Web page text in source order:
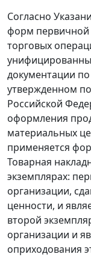
Согласно
форм первичной
торговых
документации
утвержденном
Российской
оформления
материальных
применяется
Товарная
экземплярах:
организации,
ценности, и
второй
организации и
оприходования